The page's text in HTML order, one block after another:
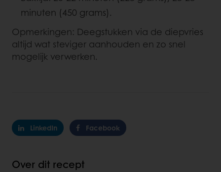
minuten (450 grams).
Opmerkingen: Deegstukken via de diepvries
altijd wat steviger aanhouden en zo snel
mogelijk verwerken.
LinkedIn Facebook
Over dit recept